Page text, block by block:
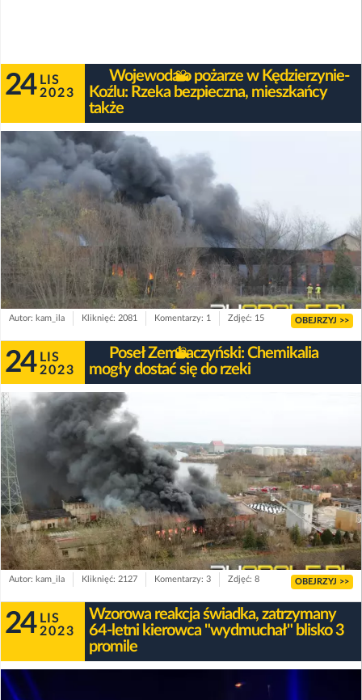
24 LIS
2023
Wojewoda o pożarze w Kędzierzynie-
Koźlu: Rzeka bezpieczna, mieszkańcy
także
Autor: kam_ila Kliknięć: 2081 Komentarzy: 1 Zdjęć: 15 OBEJRZYJ >>
24 LIS
2023
Poseł Zembaczyński: Chemikalia
mogły dostać się do rzeki
Autor: kam_ila Kliknięć: 2127 Komentarzy: 3 Zdjęć: 8 OBEJRZYJ >>
24 LIS
2023
Wzorowa reakcja świadka, zatrzymany
64-letni kierowca "wydmuchał" blisko 3
promile